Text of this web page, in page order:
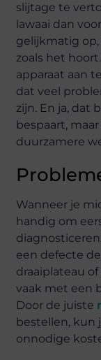
slijtage te
lawaai dan
gelijkmatig
zoals het
apparaat aan
dat veel
zijn. En ja, dat
bespaart,
duurzamere
Wanneer je
handig om
een defecte
draaiplateau
vaak met een
Door de juiste
bestellen, kun
onnodige